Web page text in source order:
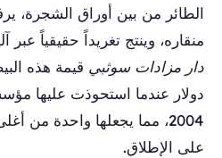
الطائر من بين أوراق الشجرة،
منقاره، وينتج تغريداً حقيقياً
دار مزادات سوثبي
دولار عندما استحوذت عليها
2004، مما يجعلها واحدة من
على الإطلاق.